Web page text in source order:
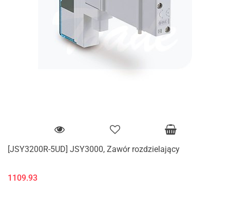
[JSY3200R-5UD] JSY3000, Zawór rozdzielający
1109.93